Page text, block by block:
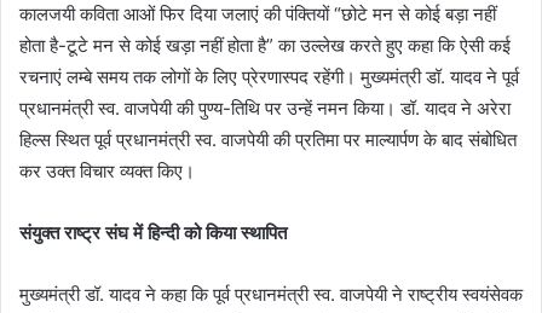
कालजयी कविता आओं फिर दिया जलाएं की पंक्तियों “छोटे मन से कोई बड़ा नहीं
होता है-टूटे मन से कोई खड़ा नहीं होता है” का उल्लेख करते हुए कहा कि ऐसी कई
रचनाएं लम्बे समय तक लोगों के लिए प्रेरणास्पद रहेंगी। मुख्यमंत्री डॉ. यादव ने पूर्व
प्रधानमंत्री स्व. वाजपेयी की पुण्य-तिथि पर उन्हें नमन किया। डॉ. यादव ने अरेरा
हिल्स स्थित पूर्व प्रधानमंत्री स्व. वाजपेयी की प्रतिमा पर माल्यार्पण के बाद संबोधित
कर उक्त विचार व्यक्त किए।
संयुक्त राष्ट्र संघ में हिन्दी को किया स्थापित
मुख्यमंत्री डॉ. यादव ने कहा कि पूर्व प्रधानमंत्री स्व. वाजपेयी ने राष्ट्रीय स्वयंसेवक